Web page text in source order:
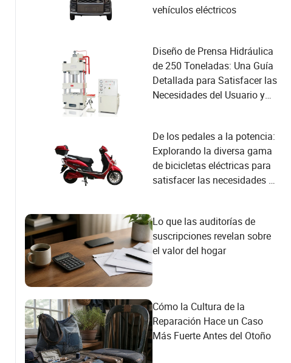
vehículos eléctricos
Diseño de Prensa Hidráulica
de 250 Toneladas: Una Guía
Detallada para Satisfacer las
Necesidades del Usuario y
De los pedales a la potencia:
Explorando la diversa gama
de bicicletas eléctricas para
satisfacer las necesidades de
Lo que las auditorías de
suscripciones revelan sobre
el valor del hogar
Cómo la Cultura de la
Reparación Hace un Caso
Más Fuerte Antes del Otoño